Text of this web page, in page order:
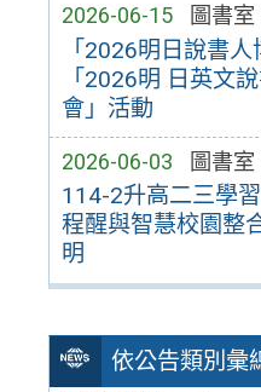
2026-06-15 圖書室
「2026明日說書
「2026明 日英文
會」活動
2026-06-03 圖書室
114-2升高二三學
程醒與智慧校園整
明
依公告類別彙